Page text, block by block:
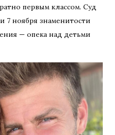
первым классом. Суд
7 ноября знаменитости
— опека над детьми